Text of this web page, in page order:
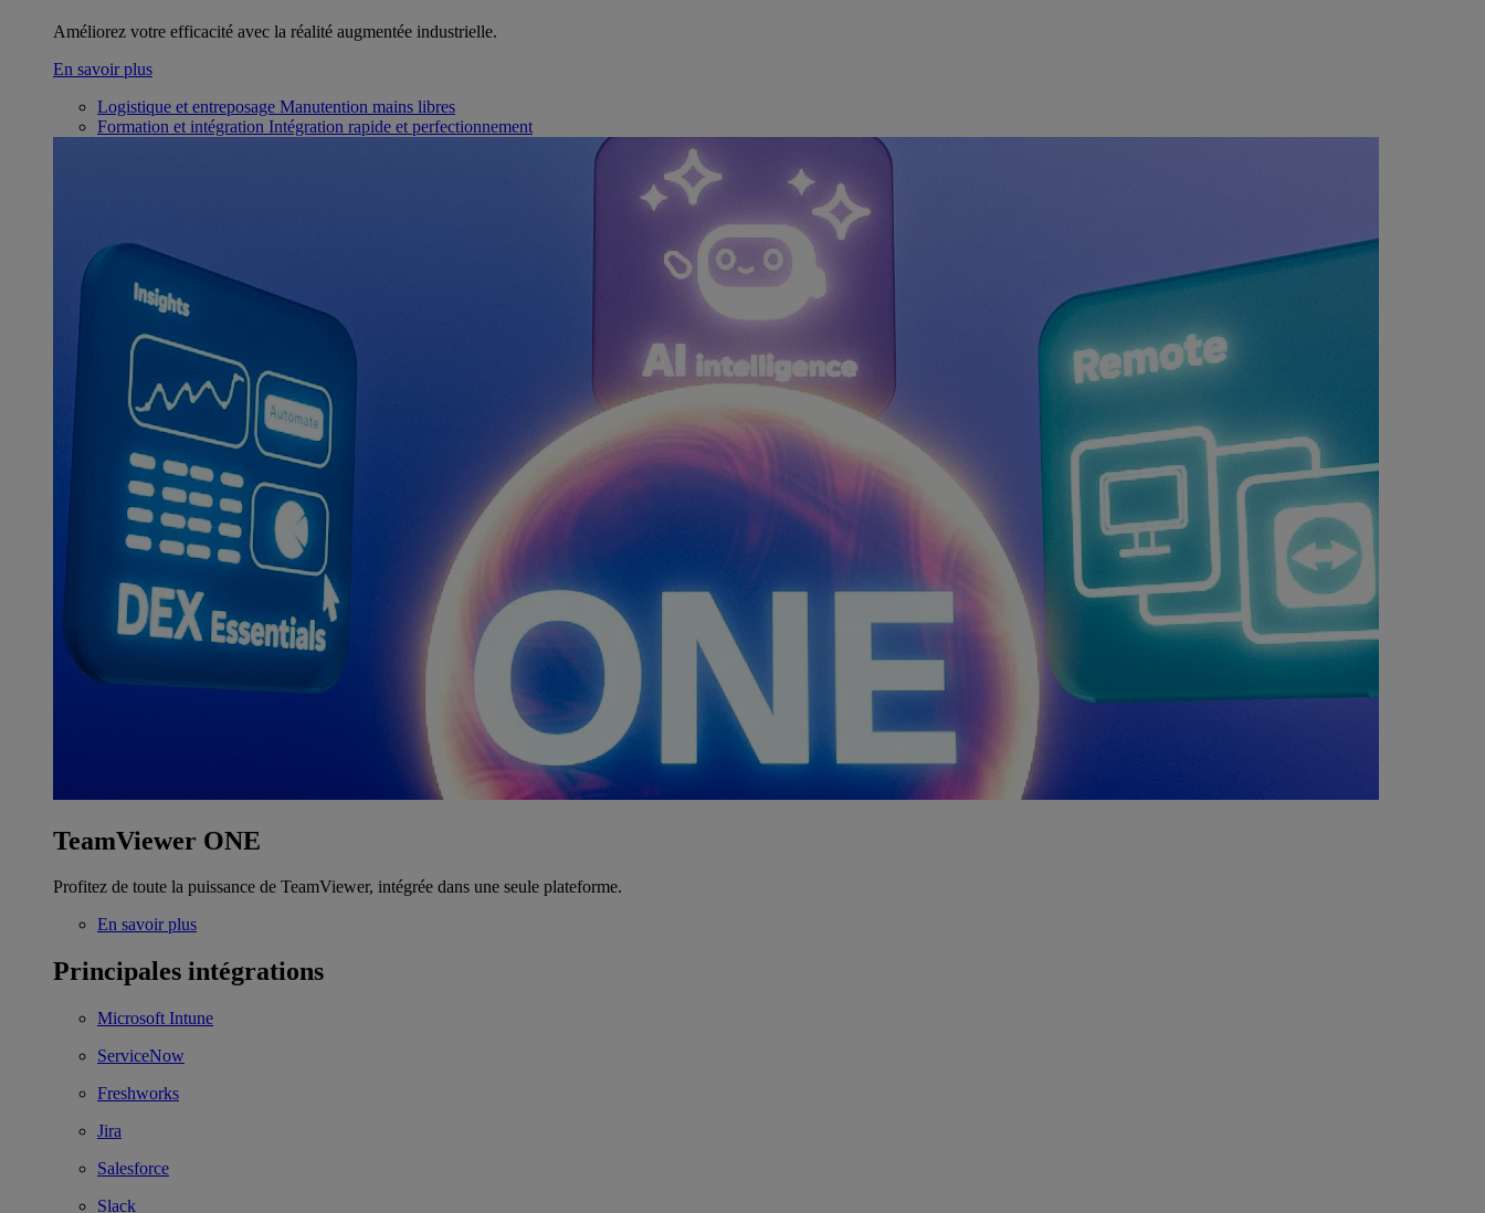
Améliorez votre efficacité avec la réalité augmentée industrielle.
En savoir plus
Logistique et entreposage Manutention mains libres
Formation et intégration Intégration rapide et perfectionnement
TeamViewer ONE
Profitez de toute la puissance de TeamViewer, intégrée dans une seule plateforme.
En savoir plus
Principales intégrations
Microsoft Intune
ServiceNow
Freshworks
Jira
Salesforce
Slack